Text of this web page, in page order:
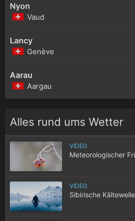
Nyon
Vaud
Lancy
Genève
Aarau
Aargau
Alles rund ums Wetter
VIDEO
Meteorologischer
VIDEO
Sibirische